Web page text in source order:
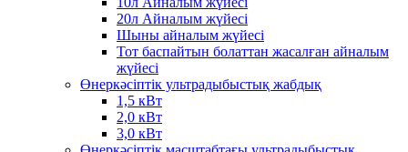
20л Айналым жүйесі
Шыны айналым жүйесі
Тот баспайтын болаттан жасалған айналым
жүйесі
Өнеркәсіптік ультрадыбыстық жабдық
1,5 кВт
2,0 кВт
3,0 кВт